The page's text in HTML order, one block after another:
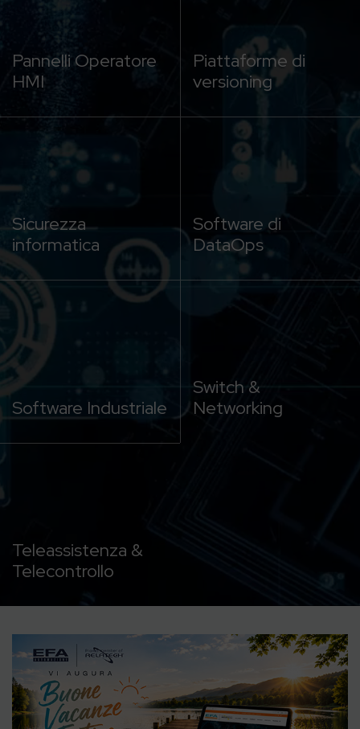
Pannelli Operatore
HMI
Piattaforme di
versioning
Sicurezza
informatica
Software di
DataOps
Software Industriale
Switch &
Networking
Teleassistenza &
Telecontrollo